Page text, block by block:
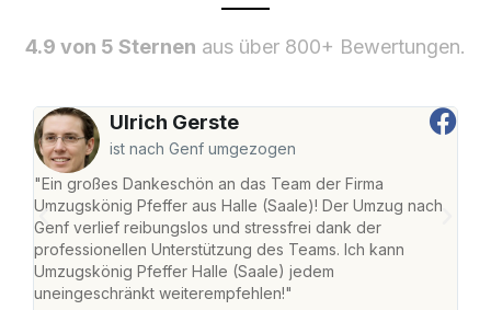
4.9 von 5 Sternen aus über 800+ Bewertungen.
Ulrich Gerste
ist nach Genf umgezogen
"Ein großes Dankeschön an das Team der Firma
Umzugskönig Pfeffer aus Halle (Saale)! Der Umzug nach
Genf verlief reibungslos und stressfrei dank der
professionellen Unterstützung des Teams. Ich kann
Umzugskönig Pfeffer Halle (Saale) jedem
uneingeschränkt weiterempfehlen!"